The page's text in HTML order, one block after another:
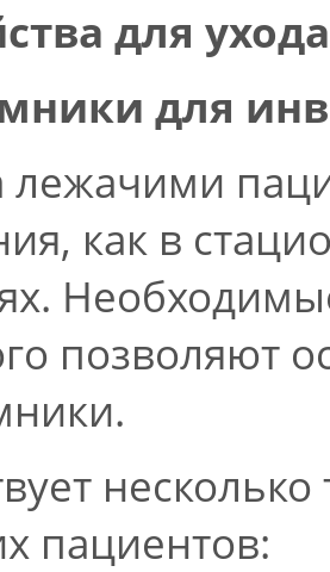
для
для
лежачими
как в
позволяют
пациентов: